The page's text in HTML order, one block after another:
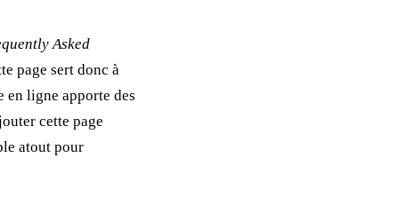
Asked
page sert donc à
en ligne apporte des
cette page
atout pour